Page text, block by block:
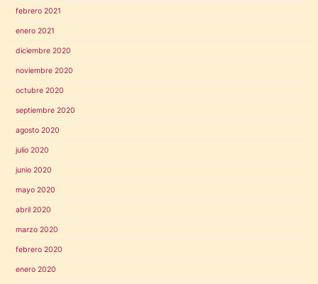
febrero 2021
enero 2021
diciembre 2020
noviembre 2020
octubre 2020
septiembre 2020
agosto 2020
julio 2020
junio 2020
mayo 2020
abril 2020
marzo 2020
febrero 2020
enero 2020